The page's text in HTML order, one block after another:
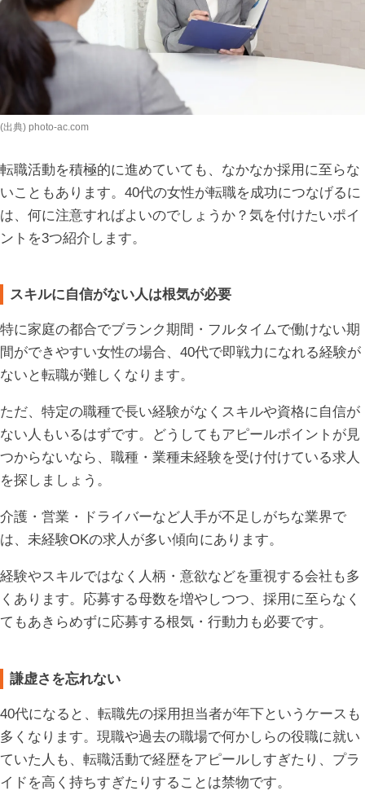
(出典) photo-ac.com
転職活動を積極的に進めていても、なかなか採用に至らな
いこともあります。40代の女性が転職を成功につなげるに
は、何に注意すればよいのでしょうか？気を付けたいポイ
ントを3つ紹介します。
スキルに自信がない人は根気が必要
特に家庭の都合でブランク期間・フルタイムで働けない期
間ができやすい女性の場合、40代で即戦力になれる経験が
ないと転職が難しくなります。
ただ、特定の職種で長い経験がなくスキルや資格に自信が
ない人もいるはずです。どうしてもアピールポイントが見
つからないなら、職種・業種未経験を受け付けている求人
を探しましょう。
介護・営業・ドライバーなど人手が不足しがちな業界で
は、未経験OKの求人が多い傾向にあります。
経験やスキルではなく人柄・意欲などを重視する会社も多
くあります。応募する母数を増やしつつ、採用に至らなく
てもあきらめずに応募する根気・行動力も必要です。
謙虚さを忘れない
40代になると、転職先の採用担当者が年下というケースも
多くなります。現職や過去の職場で何かしらの役職に就い
ていた人も、転職活動で経歴をアピールしすぎたり、プラ
イドを高く持ちすぎたりすることは禁物です。